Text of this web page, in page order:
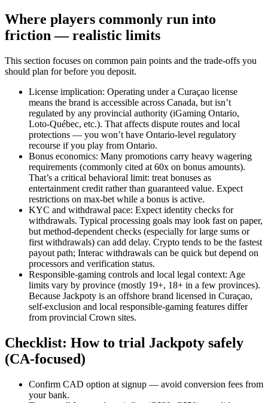
Where players commonly run into
friction — realistic limits
This section focuses on common pain points and the trade-offs you
should plan for before you deposit.
License implication: Operating under a Curaçao license
means the brand is accessible across Canada, but isn’t
regulated by any provincial authority (iGaming Ontario,
Loto‑Québec, etc.). That affects dispute routes and local
protections — you won’t have Ontario-level regulatory
recourse if you play from Ontario.
Bonus economics: Many promotions carry heavy wagering
requirements (commonly cited at 60x on bonus amounts).
That’s a critical behavioral limit: treat bonuses as
entertainment credit rather than guaranteed value. Expect
restrictions on max-bet while a bonus is active.
KYC and withdrawal pace: Expect identity checks for
withdrawals. Typical processing goals may look fast on paper,
but method-dependent checks (especially for large sums or
first withdrawals) can add delay. Crypto tends to be the fastest
payout path; Interac withdrawals can be quick but depend on
processors and verification status.
Responsible-gaming controls and local legal context: Age
limits vary by province (mostly 19+, 18+ in a few provinces).
Because Jackpoty is an offshore brand licensed in Curaçao,
self-exclusion and local responsible‑gaming features differ
from provincial Crown sites.
Checklist: How to trial Jackpoty safely
(CA-focused)
Confirm CAD option at signup — avoid conversion fees from
your bank.